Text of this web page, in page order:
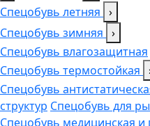
Спецобувь летняя ›
Спецобувь зимняя ›
Спецобувь влагозащитная
Спецобувь термостойкая
Спецобувь
структур Спецобувь для
Спецобувь медицинская и